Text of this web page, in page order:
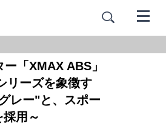
「XMAX ABS」
リーズを象徴す
レー"と、スポー
用～